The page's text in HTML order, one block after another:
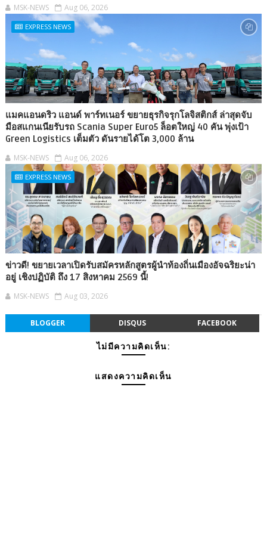
MSK-NEWS Aug 06, 2026
EXPRESS NEWS
แมคแอนดริว แอนด์ พาร์ทเนอร์ ขยายธุรกิจรุกโลจิสติกส์ ล่าสุดจับ
มือสแกนเนียรับรถ Scania Super Euro5 ล็อตใหญ่ 40 คัน พุ่งเป้า
Green Logistics เต็มตัว ดันรายได้โต 3,000 ล้าน
MSK-NEWS Aug 06, 2026
EXPRESS NEWS
ข่าวดี! ขยายเวลาเปิดรับสมัครหลักสูตรผู้นำท้องถิ่นเมืองอัจฉริยะน่า
อยู่ เชิงปฏิบัติ ถึง 17 สิงหาคม 2569 นี้!
MSK-NEWS Aug 03, 2026
BLOGGER DISQUS FACEBOOK
ไม่มีความคิดเห็น:
แสดงความคิดเห็น